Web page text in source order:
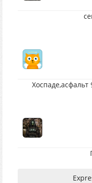
Хоспаде,асфальт